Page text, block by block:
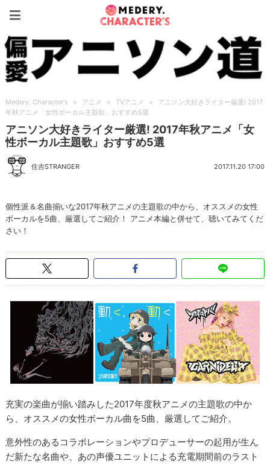
Medery. Character's > アニメ > TVアニメ >
アニソン大好きライター厳選! 2017
年秋アニメ「女性ボーカル主題歌」おすすめ5選
アニソン大好きライター厳選! 2017年秋アニメ「女
性ボーカル主題歌」おすすめ5選
住吉STRANGER 2017.11.20 17:00
個性派＆名曲揃いな2017年秋アニメの主題歌の中から、オススメの女性
ボーカルを5曲、厳選してご紹介！ アニメ本編と併せて、聴いてみてくだ
さい！
充実の楽曲が揃い踏みした2017年度秋アニメの主題歌の中か
ら、オススメの女性ボーカル曲を5曲、厳選してご紹介。
意外性のあるコラボレーションやプロデューサーの起用が生ん
だ新たな名曲や、あの声優ユニットによる充電期間前のラスト